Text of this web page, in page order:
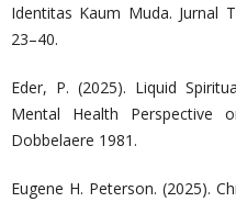
Identitas Kaum Muda. Jurnal
23–40.
Eder, P. (2025). Liquid
Mental Health Perspective
Dobbelaere 1981.
Eugene H. Peterson. (2025).